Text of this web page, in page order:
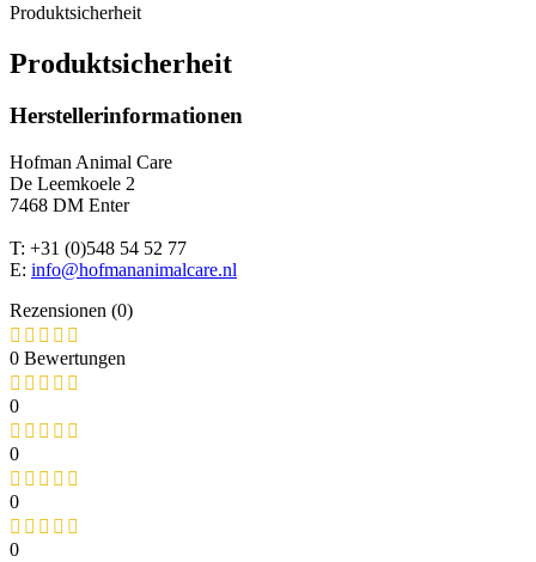
Produktsicherheit
Produktsicherheit
Herstellerinformationen
Hofman Animal Care
De Leemkoele 2
7468 DM Enter
T: +31 (0)548 54 52 77
E: info@hofmananimalcare.nl
Rezensionen (0)
0 Bewertungen
0
0
0
0